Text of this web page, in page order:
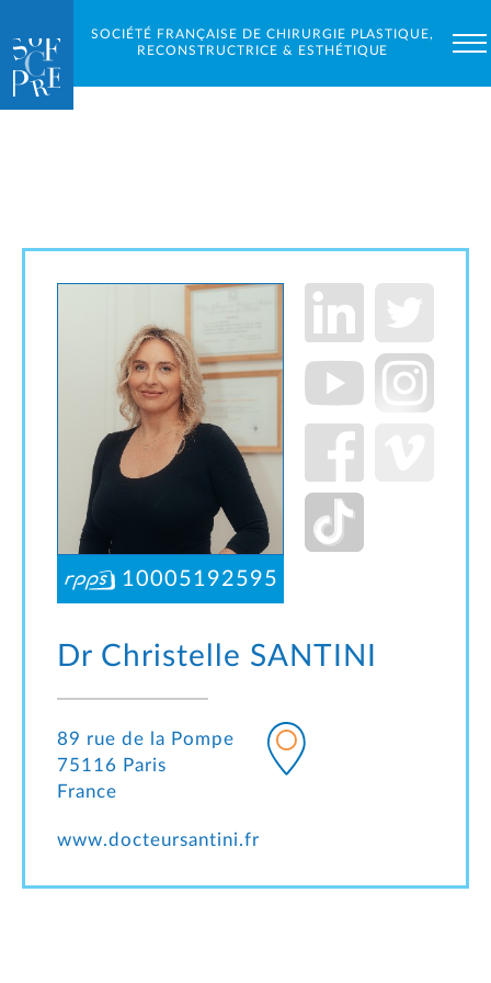
SOCIÉTÉ FRANÇAISE DE CHIRURGIE PLASTIQUE,
RECONSTRUCTRICE & ESTHÉTIQUE
10005192595
Dr Christelle SANTINI
89 rue de la Pompe
75116 Paris
France
www.docteursantini.fr